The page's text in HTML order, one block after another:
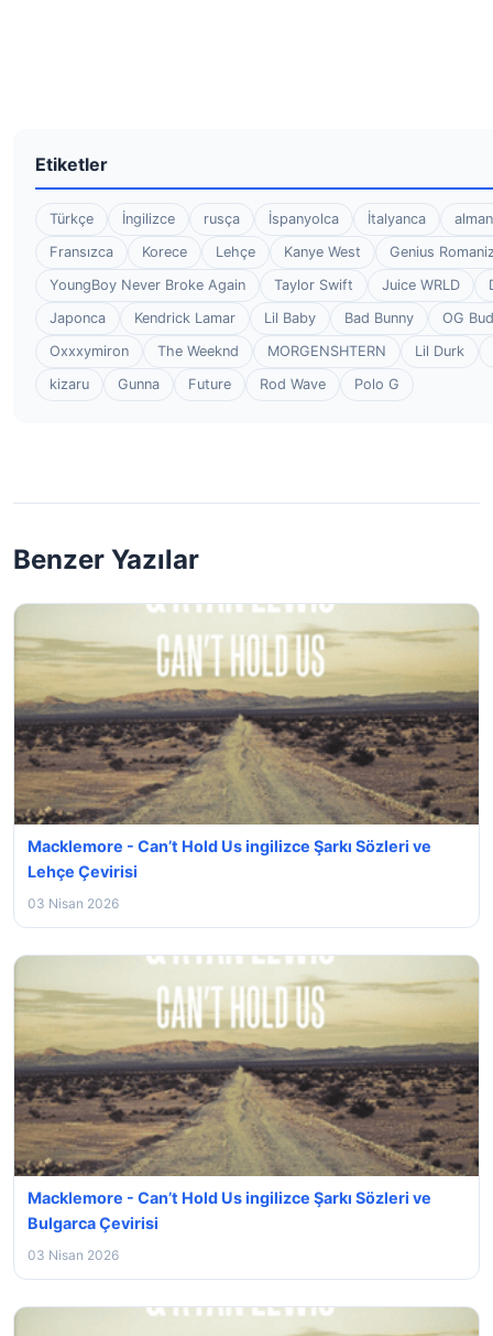
Etiketler
Türkçe İngilizce rusça İspanyolca İtalyanca
Fransızca
Korece Lehçe Kanye West
Genius
YoungBoy Never Broke Again
Taylor Swift Juice WRLD
Japonca
Kendrick Lamar Lil Baby Bad Bunny
OG
Oxxxymiron
The Weeknd MORGENSHTERN
Lil Durk
kizaru
Gunna Future Rod Wave Polo G
Benzer Yazılar
Macklemore - Can’t Hold Us ingilizce Şarkı Sözleri ve
Lehçe Çevirisi
03 Nisan 2026
Macklemore - Can’t Hold Us ingilizce Şarkı Sözleri ve
Bulgarca Çevirisi
03 Nisan 2026